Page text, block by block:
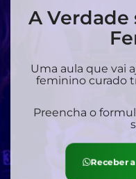
A Verdade
Uma aula que vai
feminino curado
Preencha o
Receber